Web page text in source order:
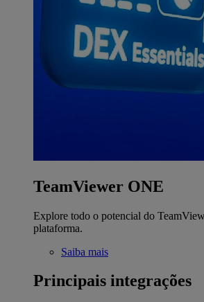
TeamViewer ONE
Explore todo o potencial do
plataforma.
Saiba mais
Principais integrações